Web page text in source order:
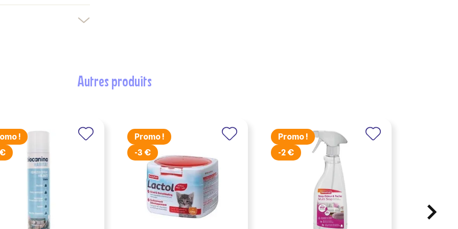
autres produits
!
Promo !
-3 €
Promo !
-2 €